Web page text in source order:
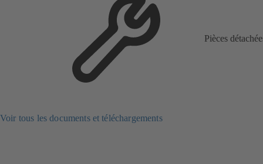
Pièces
Voir tous les documents et téléchargements